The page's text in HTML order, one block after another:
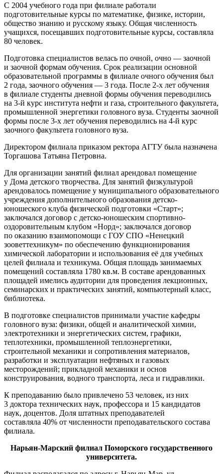
С 2004 учебного года при филиале работали
подготовительные курсы по математике, физике, истории,
общество знанию и русскому языку. Общая численность
учащихся, посещавших подготовительные курсы, составляла
80 человек.
Подготовка специалистов велась по очной, очно — заочной
и заочной формам обучения. Срок реализации основной
образовательной программы в филиале очного обучения был
2 года, заочного обучения — 3 года. После 2-х лет обучения
в филиале студенты дневной формы обучения переводились
на 3-й курс института нефти и газа, строительного факультета,
промышленной энергетики головного вуза. Студенты заочной
формы после 3-х лет обучения переводились на 4-й курс
заочного факультета головного вуза.
Директором филиала приказом ректора АГТУ была назначена
Торгашова Татьяна Петровна.
Для организации занятий филиал арендовал помещение
у Дома детского творчества. Для занятий физкультурой
арендовалось помещение у муниципального образовательного
учреждения дополнительного образования детско-
юношеского клуба физической подготовки «Старт»;
заключался договор с детско-юношеским спортивно-
оздоровительным клубом «Норд»; заключался договор
по оказанию взаимопомощи с ГОУ СПО «Ненецкий
зооветтехникум» по обеспечению функционирования
химической лаборатории и использования её для учебных
целей филиала и техникума. Общая площадь занимаемых
помещений составляла 1780 кв.м. В составе арендованных
площадей имелись аудитории для проведения лекционных,
семинарских и практических занятий, компьютерный класс,
библиотека.
В подготовке специалистов принимали участие кафедры
головного вуза: физики, общей и аналитической химии,
электротехники и энергетических систем, графики,
теплотехники, промышленной теплоэнергетики,
строительной механики и сопротивления материалов,
разработки и эксплуатации нефтяных и газовых
месторождений; прикладной механики и основ
конструирования, водного транспорта, леса и гидравлики.
К преподаванию было привлечено 53 человек, из них
3 доктора технических наук, профессора и 15 кандидатов
наук, доцентов. Доля штатных преподавателей
составляла 40% от численности преподавательского состава
филиала.
Нарьян-Марский филиал Поморского государственного
университета.